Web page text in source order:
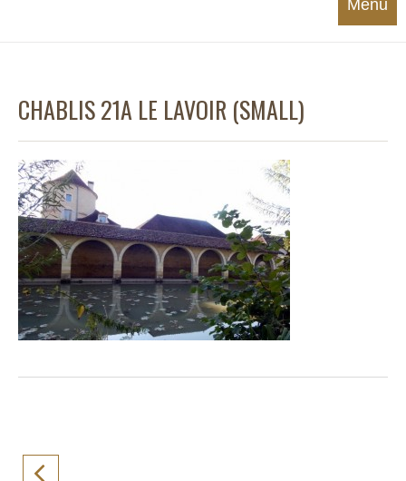
Menu
CHABLIS 21A LE LAVOIR (SMALL)